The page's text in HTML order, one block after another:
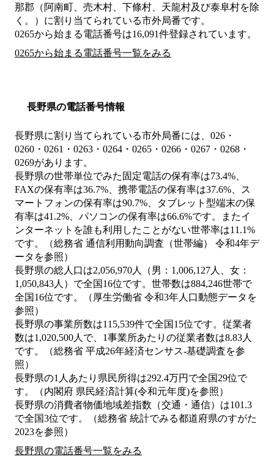
那郡（阿南町、売木村、下條村、天龍村及び泰阜村を除
く。） に割り当てられている市外局番です。
0265から始まる電話番号は16,091件登録されています。
0265から始まる電話番号一覧をみる
長野県の電話番号情報
長野県に割り当てられている市外局番には、026・
0260・0261・0263・0264・0265・0266・0267・0268・
0269があります。
長野県の世帯単位でみた固定電話の保有率は73.4%、
FAXの保有率は36.7%、携帯電話の保有率は37.6%、ス
マートフォンの保有率は90.7%、タブレット型端末の保
有率は41.2%、パソコンの保有率は66.6%です。またイ
ンターネットを誰も利用したことがない世帯率は11.1%
です。（総務省 通信利用動向調査（世帯編） 令和4年デ
ータを参照）
長野県の総人口は2,056,970人（男：1,006,127人、女：
1,050,843人）で全国16位です。世帯数は884,246世帯で
全国16位です。（厚生労働省 令和3年人口動態データを
参照）
長野県の事業所数は115,539件で全国15位です。従業者
数は1,020,500人で、1事業所あたりの従業者数は8.83人
です。（総務省 平成26年経済センサス‐基礎調査を参
照）
長野県の1人あたり県民所得は292.4万円で全国29位で
す。（内閣府 県民経済計算(令和元年度)を参照）
長野県の消費者物価地域差指数（交通・通信）は101.3
で全国3位です。（総務省 統計でみる都道府県のすがた
2023を参照）
長野県の電話番号一覧をみる